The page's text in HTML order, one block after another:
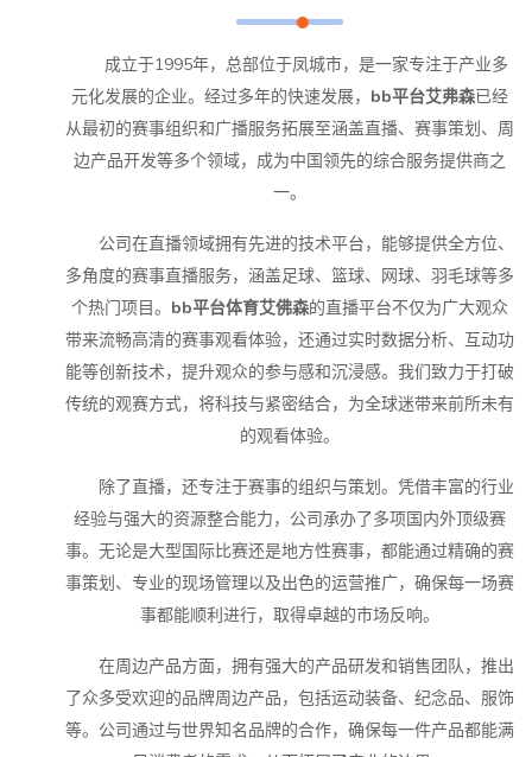
成立于1995年，总部位于凤城市，是一家专注于产业多
元化发展的企业。经过多年的快速发展， bb平台艾弗森已经
从最初的赛事组织和广播服务拓展至涵盖直播、赛事策划、周
边产品开发等多个领域，成为中国领先的综合服务提供商之
一。
公司在直播领域拥有先进的技术平台，能够提供全方位、
多角度的赛事直播服务，涵盖足球、篮球、网球、羽毛球等多
个热门项目。 bb平台体育艾佛森的直播平台不仅为广大观众
带来流畅高清的赛事观看体验，还通过实时数据分析、互动功
能等创新技术，提升观众的参与感和沉浸感。我们致力于打破
传统的观赛方式，将科技与紧密结合，为全球迷带来前所未有
的观看体验。
除了直播，还专注于赛事的组织与策划。凭借丰富的行业
经验与强大的资源整合能力，公司承办了多项国内外顶级赛
事。无论是大型国际比赛还是地方性赛事，都能通过精确的赛
事策划、专业的现场管理以及出色的运营推广，确保每一场赛
事都能顺利进行，取得卓越的市场反响。
在周边产品方面，拥有强大的产品研发和销售团队，推出
了众多受欢迎的品牌周边产品，包括运动装备、纪念品、服饰
等。公司通过与世界知名品牌的合作，确保每一件产品都能满